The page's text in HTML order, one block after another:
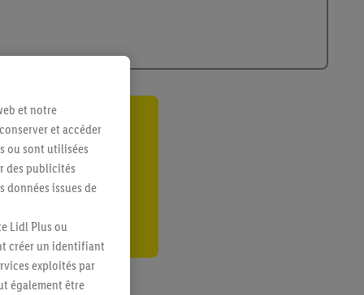
et notre
et accéder
ou sont utilisées
des publicités
données issues de
Lidl Plus ou
créer un identifiant
exploités par
également être